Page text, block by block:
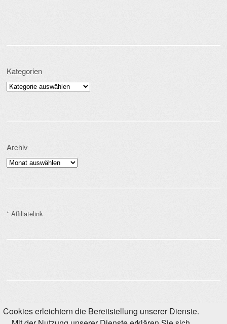
Kategorien
Kategorien
Archiv
Archiv
* Affiliatelink
Cookies erleichtern die Bereitstellung unserer Dienste.